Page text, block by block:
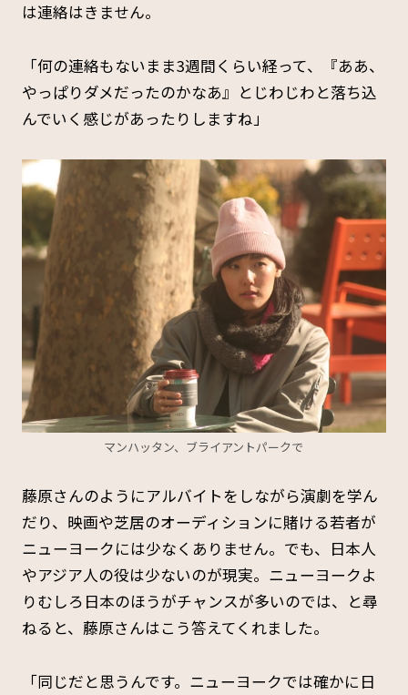
は連絡はきません。
「何の連絡もないまま3週間くらい経って、『ああ、
やっぱりダメだったのかなあ』とじわじわと落ち込
んでいく感じがあったりしますね」
マンハッタン、ブライアントパークで
藤原さんのようにアルバイトをしながら演劇を学ん
だり、映画や芝居のオーディションに賭ける若者が
ニューヨークには少なくありません。でも、日本人
やアジア人の役は少ないのが現実。ニューヨークよ
りむしろ日本のほうがチャンスが多いのでは、と尋
ねると、藤原さんはこう答えてくれました。
「同じだと思うんです。ニューヨークでは確かに日